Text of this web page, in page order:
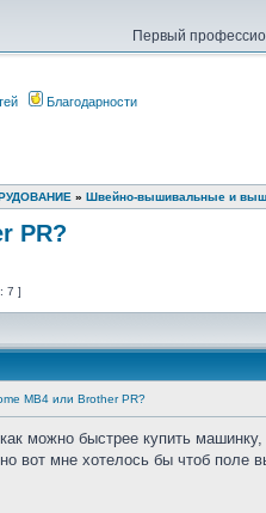
Первый
Благодарности
» Швейно-вышивальные и
PR?
7 ]
MB4 или Brother PR?
можно быстрее купить
вот мне хотелось бы чтоб